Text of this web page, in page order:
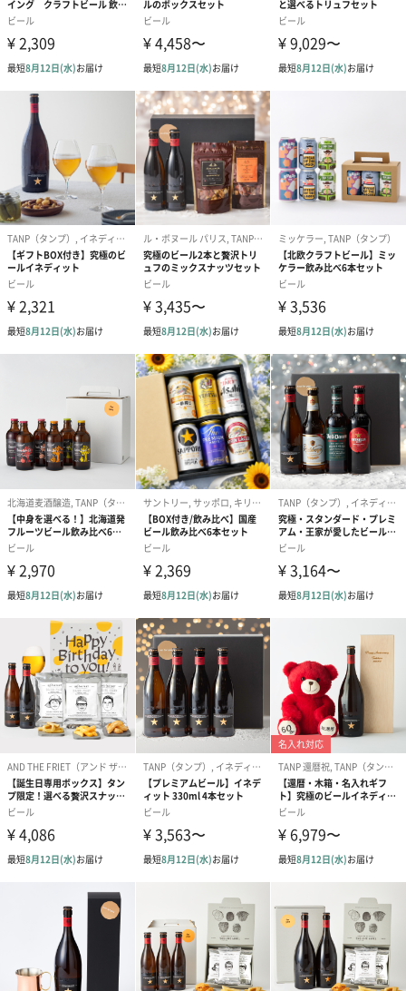
【外装サイズ】
【食洗機利用】
直火、オーブンレンジ、電子レンジ、食器洗い乾燥
機、食器乾燥器は使用しないでください。
商品オプション情報
紙袋
お渡し用の紙袋です。
商品に合わせたサイズをお届けします。
あり（280円）
メッセージカード（通常・写真・グリーティング）
誕生日や結婚祝い・出産祝いなど、様々なシーンのメッセージカ
ードを同梱します。
写真付きメッセージカ
ード（680円）
写真付きメッセージカ
ード（Thank you）ピ
ンク（680円）
【誕生日】
Birthday ホワ
刷なし）（
生花のブーケを同梱します。
※9-15時にご注文いただく場合、最短のお届け可能日が通常より
も1日遅くなります。